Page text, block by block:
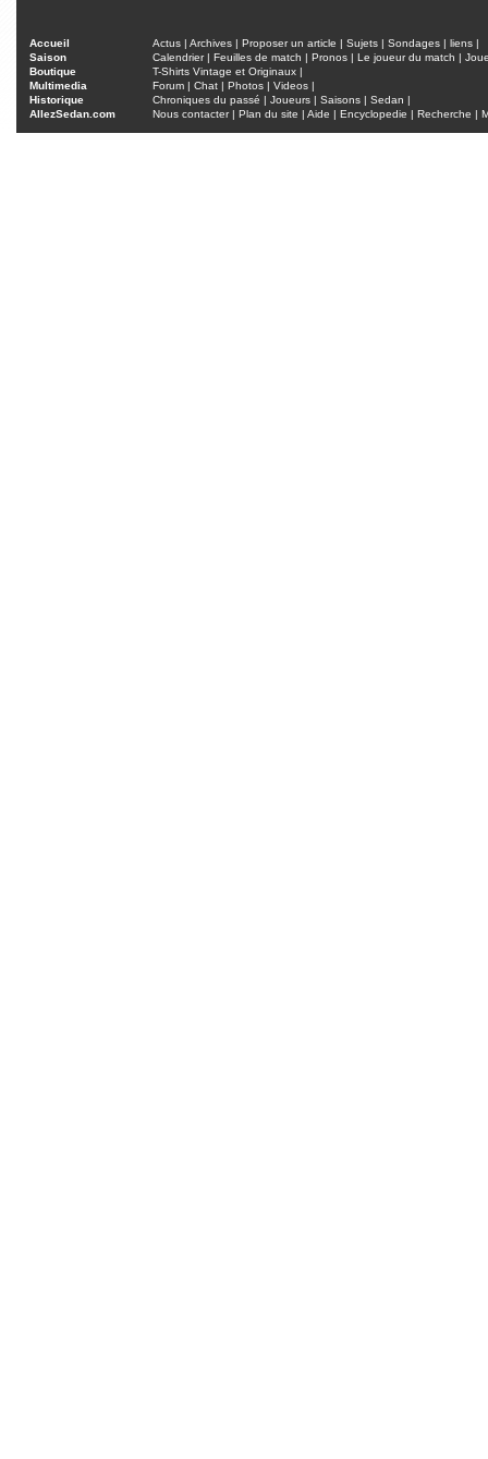
Accueil Actus | Archives | Proposer un article | Sujets | Sondages | liens |
Saison
Calendrier| Feuilles de match | Pronos | Le joueur du match |
Boutique
T-Shirts Vintage et Originaux |
Multimedia
Forum | Chat | Photos | Videos |
Historique
Chroniques du passé | Joueurs | Saisons | Sedan |
AllezSedan.com
Nous contacter| Plan du site | Aide | Encyclopedie | Recherche |